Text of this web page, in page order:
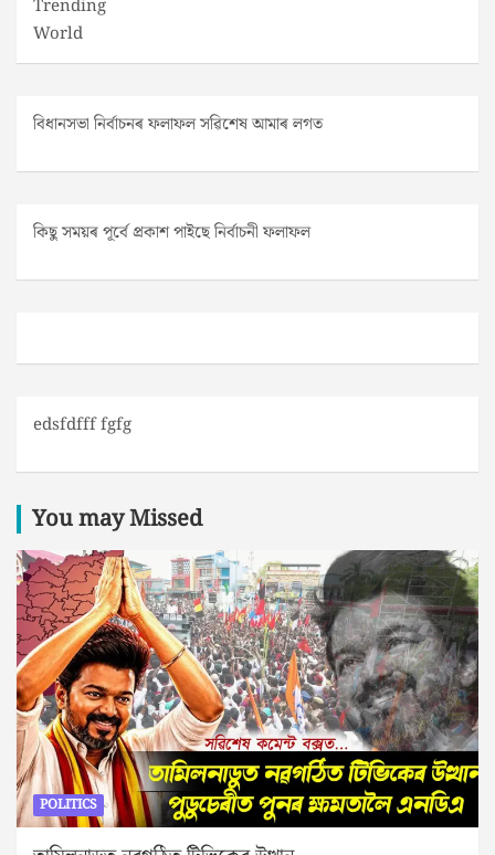
Trending
World
বিধানসভা নিৰ্বাচনৰ ফলাফল সৱিশেষ আমাৰ লগত
কিছু সময়ৰ পূৰ্বে প্ৰকাশ পাইছে নিৰ্বাচনী ফলাফল
edsfdfff fgfg
You may Missed
POLITICS